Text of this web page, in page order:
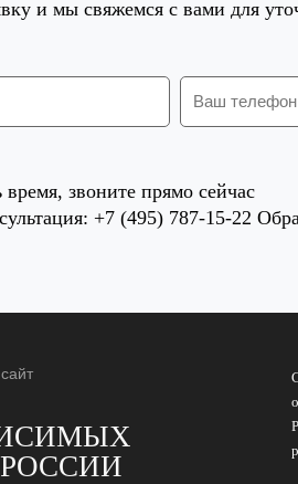
и мы свяжемся с вами для
время, звоните прямо сейчас
+7 (495) 787-15-22